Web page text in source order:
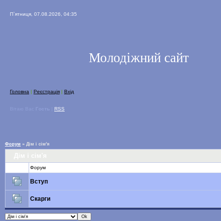
П`ятниця, 07.08.2026, 04:35
Молодіжний сайт
Головна | Реєстрація | Вхід
RSS
Форум » Дім і сім'я
Форум
Вступ
Скарги